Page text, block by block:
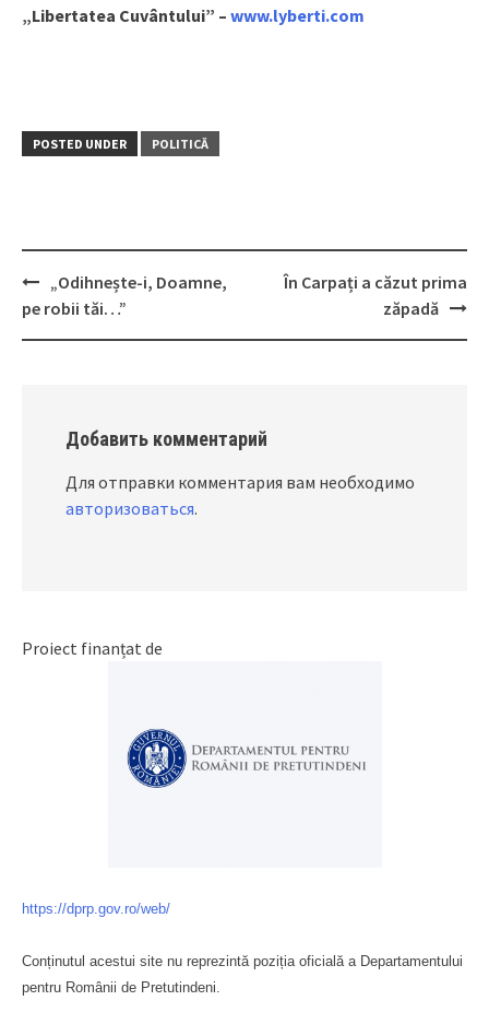
„Libertatea Cuvântului” – www.lyberti.com
POSTED UNDER POLITICĂ
Post
navigation
„Odihnește-i, Doamne,
pe robii tăi…”
În Carpați a căzut prima
zăpadă
Добавить комментарий
Для отправки комментария вам необходимо
авторизоваться.
Proiect finanțat de
https://dprp.gov.ro/web/
Conținutul acestui site nu reprezintă poziția oficială a Departamentului
pentru Românii de Pretutindeni.